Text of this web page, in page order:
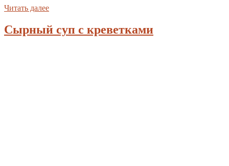
Читать далее
Сырный суп с креветками